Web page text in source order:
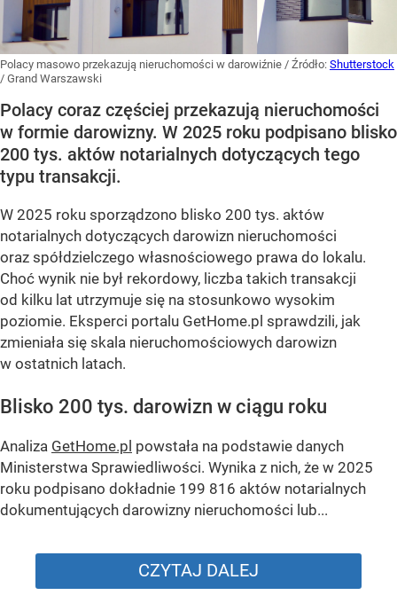
Polacy masowo przekazują nieruchomości w darowiźnie / Źródło: Shutterstock
/ Grand Warszawski
Polacy coraz częściej przekazują nieruchomości
w formie darowizny. W 2025 roku podpisano blisko
200 tys. aktów notarialnych dotyczących tego
typu transakcji.
W 2025 roku sporządzono blisko 200 tys. aktów
notarialnych dotyczących darowizn nieruchomości
oraz spółdzielczego własnościowego prawa do lokalu.
Choć wynik nie był rekordowy, liczba takich transakcji
od kilku lat utrzymuje się na stosunkowo wysokim
poziomie. Eksperci portalu GetHome.pl sprawdzili, jak
zmieniała się skala nieruchomościowych darowizn
w ostatnich latach.
Blisko 200 tys. darowizn w ciągu roku
Analiza GetHome.pl powstała na podstawie danych
Ministerstwa Sprawiedliwości. Wynika z nich, że w 2025
roku podpisano dokładnie 199 816 aktów notarialnych
dokumentujących darowizny nieruchomości lub...
CZYTAJ DALEJ